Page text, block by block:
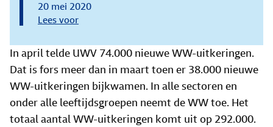
20 mei 2020
Lees voor
In april telde UWV 74.000 nieuwe WW-uitkeringen.
Dat is fors meer dan in maart toen er 38.000 nieuwe
WW-uitkeringen bijkwamen. In alle sectoren en
onder alle leeftijdsgroepen neemt de WW toe. Het
totaal aantal WW-uitkeringen komt uit op 292.000.